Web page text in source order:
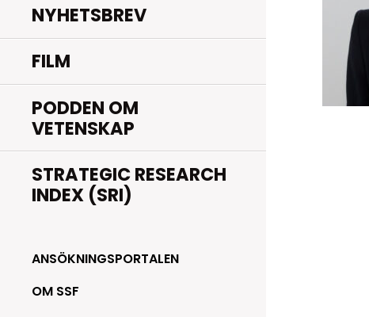
NYHETSBREV
FILM
PODDEN OM
VETENSKAP
STRATEGIC RESEARCH
INDEX (SRI)
ANSÖKNINGSPORTALEN
OM SSF